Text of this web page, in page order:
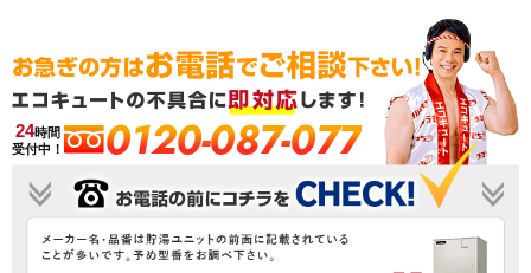
24時間
受付中！
0120-087-077